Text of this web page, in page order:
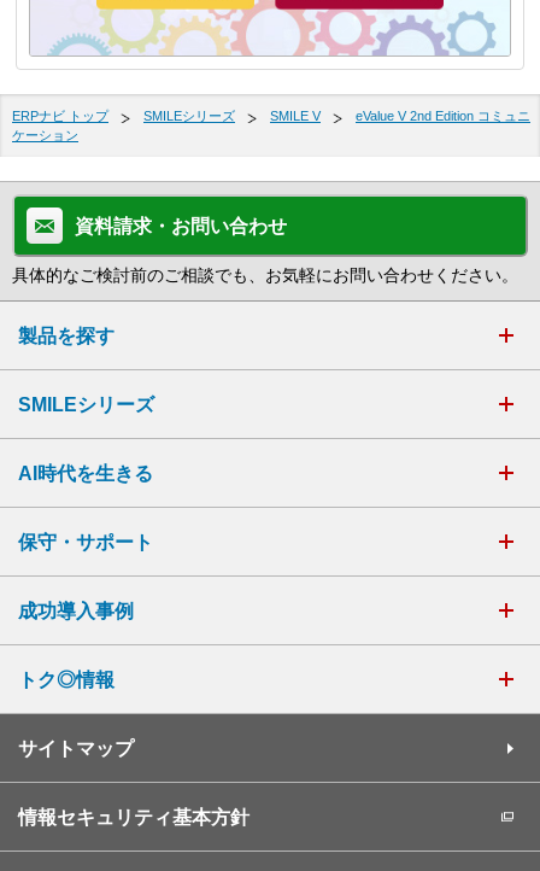
ERPナビ トップ SMILEシリーズ SMILE V
eValue V 2nd Edition コミュニ
ケーション
資料請求・お問い合わせ
具体的なご検討前のご相談でも、お気軽にお問い合わせください。
製品を探す
SMILEシリーズ
AI時代を生きる
保守・サポート
成功導入事例
トク◎情報
サイトマップ
情報セキュリティ基本方針